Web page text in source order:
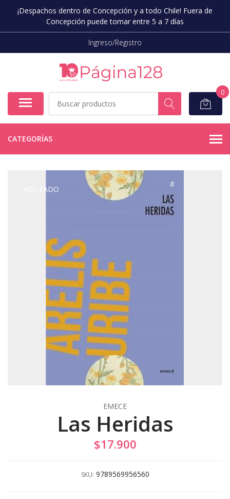
¡Despachos dentro de Concepción y a todo Chile! Fuera de
Concepción puede tomar entre 5 a 7 días
Ingreso/Registro
0
CATEGORÍAS
AGOTADO
EMECE
Las Heridas
$17.900
SKU: 9789569956560